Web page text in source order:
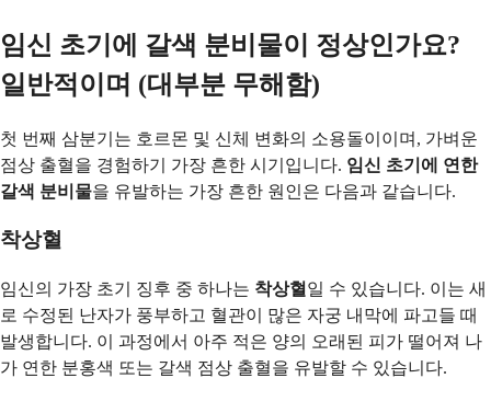
임신 초기에 갈색 분비물이 정상인가요?
일반적이며 (대부분 무해함)
첫 번째 삼분기는 호르몬 및 신체 변화의 소용돌이이며, 가벼운
점상 출혈을 경험하기 가장 흔한 시기입니다. 임신 초기에 연한
갈색 분비물을 유발하는 가장 흔한 원인은 다음과 같습니다.
착상혈
임신의 가장 초기 징후 중 하나는 착상혈 일 수 있습니다. 이는 새
로 수정된 난자가 풍부하고 혈관이 많은 자궁 내막에 파고들 때
발생합니다. 이 과정에서 아주 적은 양의 오래된 피가 떨어져 나
가 연한 분홍색 또는 갈색 점상 출혈을 유발할 수 있습니다.